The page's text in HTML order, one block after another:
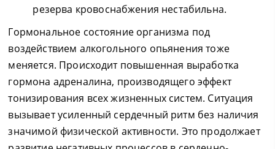
резерва кровоснабжения нестабильна.
Гормональное состояние организма под
воздействием алкогольного опьянения тоже
меняется. Происходит повышенная выработка
гормона адреналина, производящего эффект
тонизирования всех жизненных систем. Ситуация
вызывает усиленный сердечный ритм без наличия
значимой физической активности. Это продолжает